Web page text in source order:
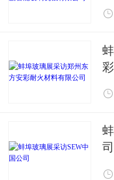


司
